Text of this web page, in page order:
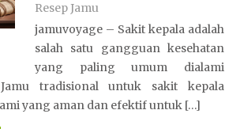
Resep Jamu
jamuvoyage – Sakit kepala adalah
salah satu gangguan kesehatan
yang paling umum dialami
tradisional untuk sakit kepala
yang aman dan efektif untuk […]